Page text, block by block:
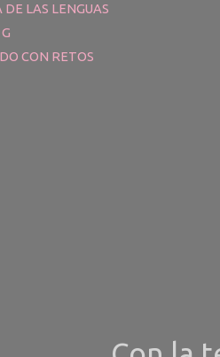
DE LAS LENGUAS
CON RETOS